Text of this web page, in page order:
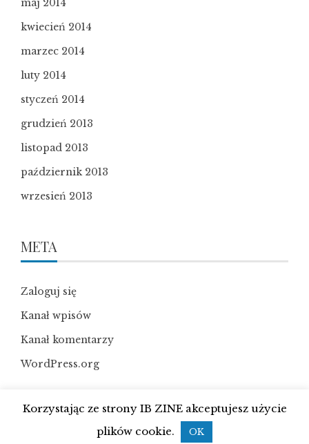
maj 2014
kwiecień 2014
marzec 2014
luty 2014
styczeń 2014
grudzień 2013
listopad 2013
październik 2013
wrzesień 2013
META
Zaloguj się
Kanał wpisów
Kanał komentarzy
WordPress.org
WordPress Theme |Viral News by HashThemes
Korzystając ze strony IB ZINE akceptujesz użycie
plików cookie.
OK